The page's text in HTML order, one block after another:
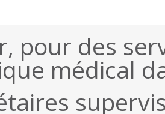
pour des
médical